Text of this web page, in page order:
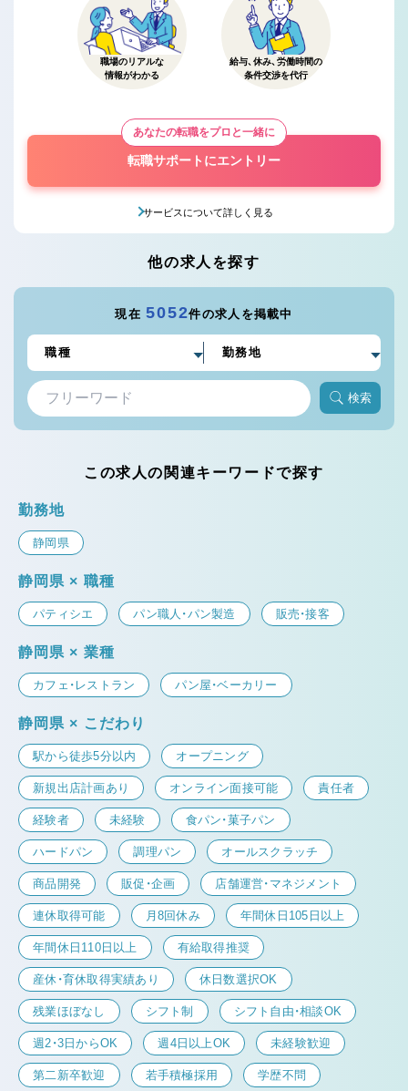
職場のリアルな
情報がわかる
給与、休み、労働時間の
条件交渉を代行
あなたの転職をプロと一緒に
転職サポートにエントリー
サービスについて詳しく見る
他の求人を探す
現在5052件の求人を掲載中
検索
この求人の関連キーワードで探す
勤務地
静岡県
静岡県 × 職種
パティシエ パン職人・パン製造 販売・接客
静岡県 × 業種
カフェ・レストラン パン屋・ベーカリー
静岡県 × こだわり
駅から徒歩5分以内 オープニング
新規出店計画あり オンライン面接可能 責任者
経験者 未経験 食パン・菓子パン
ハードパン 調理パン オールスクラッチ
商品開発 販促・企画 店舗運営・マネジメント
連休取得可能 月8回休み 年間休日105日以上
年間休日110日以上 有給取得推奨
産休・育休取得実績あり 休日数選択OK
残業ほぼなし シフト制 シフト自由・相談OK
週2・3日からOK 週4日以上OK 未経験歓迎
第二新卒歓迎 若手積極採用 学歴不問